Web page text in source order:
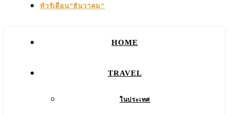
ทัวร์เดือน”ธันวาคม”
HOME
TRAVEL
ในประเทศ